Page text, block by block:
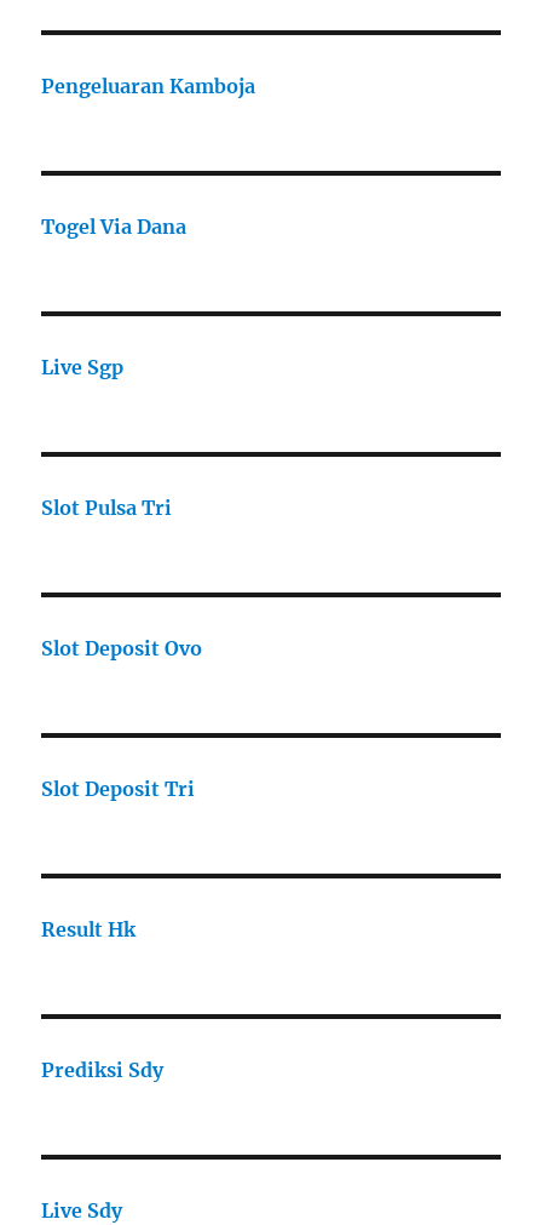
Pengeluaran Kamboja
Togel Via Dana
Live Sgp
Slot Pulsa Tri
Slot Deposit Ovo
Slot Deposit Tri
Result Hk
Prediksi Sdy
Live Sdy